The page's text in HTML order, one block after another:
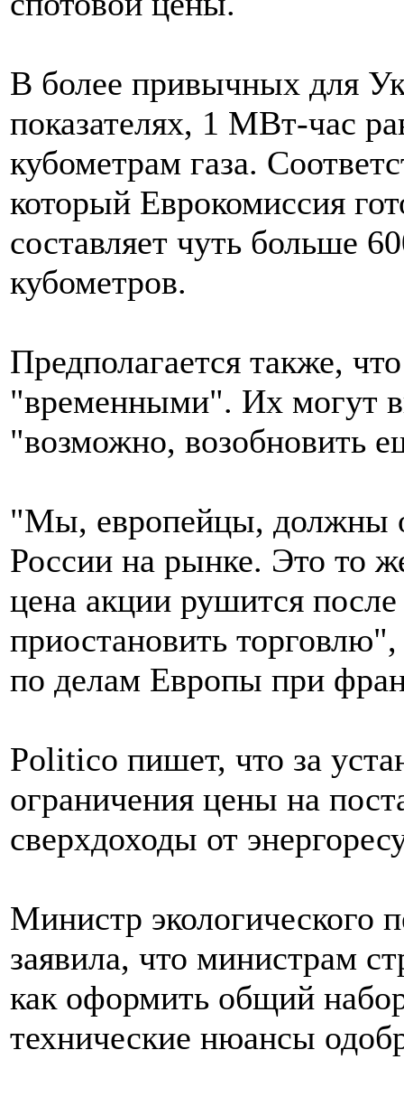
В более привычных для
показателях, 1 МВт-час
кубометрам газа.
который Еврокомиссия
составляет чуть больше
кубометров.
Предполагается также,
"временными". Их могут
"возможно, возобновить
"Мы, европейцы, должны
России на рынке. Это то
цена акции рушится
приостановить
по делам Европы при
Politico пишет, что за
ограничения цены на
сверхдоходы от
Министр экологического
заявила, что министрам
как оформить общий
технические нюансы